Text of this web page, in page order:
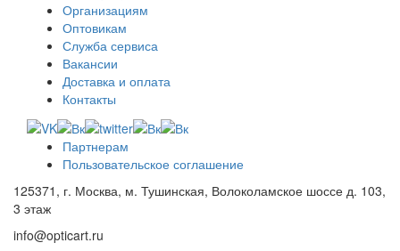
Организациям
Оптовикам
Служба сервиса
Вакансии
Доставка и оплата
Контакты
Партнерам
Пользовательское соглашение
125371, г. Москва, м. Тушинская, Волоколамское шоссе д. 103,
3 этаж
info@opticart.ru